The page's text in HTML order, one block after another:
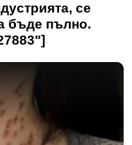
се
бъде пълно.